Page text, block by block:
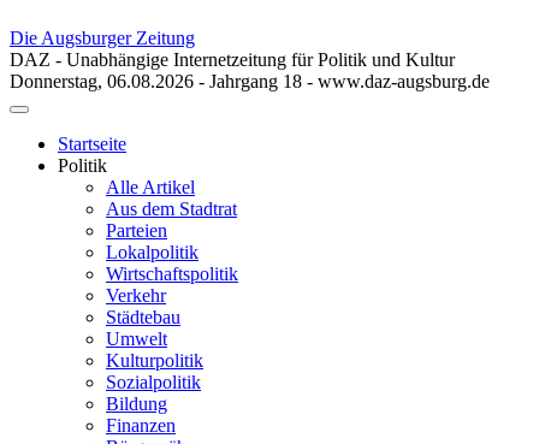
Die Augsburger Zeitung
DAZ - Unabhängige Internetzeitung für Politik und Kultur
Donnerstag, 06.08.2026 - Jahrgang 18 - www.daz-augsburg.de
Toggle
navigationStartseite
Politik
Alle Artikel
Aus dem Stadtrat
Parteien
Lokalpolitik
Wirtschaftspolitik
Verkehr
Städtebau
Umwelt
Kulturpolitik
Sozialpolitik
Bildung
Finanzen